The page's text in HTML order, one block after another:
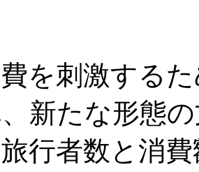
を刺激する
新たな形態
行者数と消